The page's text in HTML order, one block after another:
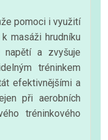
pomoci i využití
masáži hrudníku
a zvyšuje
tréninkem
efektivnějšími a
při aerobních
tréninkového